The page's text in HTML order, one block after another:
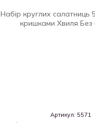
Артикул: 5571